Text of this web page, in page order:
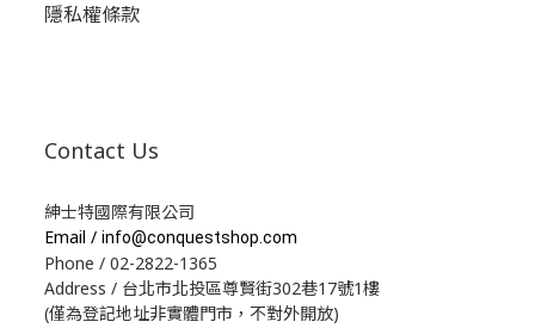
隱私權條款
Contact Us
紳士特國際有限公司
Email / info@conquestshop.com
Phone / 02-2822-1365
Address / 台北市北投區尊賢街302巷17號1樓
(僅為登記地址非實體門市，不對外開放)